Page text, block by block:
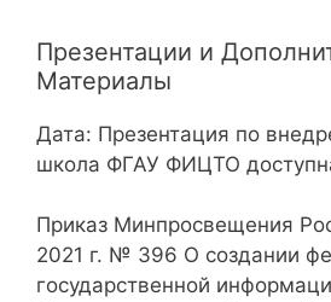
Презентации и
Материалы
Дата: Презентация по
школа ФГАУ ФИЦТО
Приказ Минпросвещения
2021 г. № 396 О создании
государственной